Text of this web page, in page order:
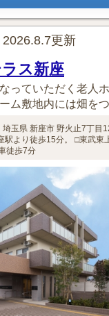
2026.8.7更新
ス新座
っていただく老人
ム敷地内には畑を
埼玉県 新座市 野火止7丁目
より徒歩15分。
□東武東
徒歩7分